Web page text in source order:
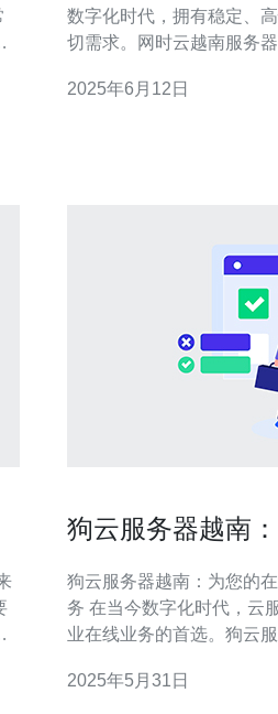
数字化时代，拥有稳定、
切需求。网时云越南服务
服务器商不仅提供高性能
2025年6月12日
狗云服务器越南
狗云服务器越南：为您的
务 在当今数字化时代，云服务器托管服务已经成为许多企
业在线业务的首选。狗云
南拥有先进的服务器设备
2025年5月31日